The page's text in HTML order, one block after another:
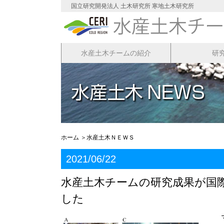
国立研究開発法人 土木研究所 寒地土木研究所
水産土木チームの紹介 研
ホーム ＞水産土木ＮＥＷＳ
2021/06/22
水産土木チームの研究成果が国
した